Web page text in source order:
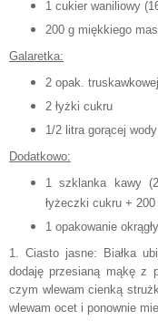
1 cukier waniliowy
200 g miękkiego
Galaretka:
2 opak.
2 łyżki cukru
1/2 litra gorącej wody
Dodatkowo:
1 szklanka kawy
łyżeczki cukru +
1 opakowanie
1. Ciasto jasne: Białka
dodaję przesianą mąkę z
czym wlewam cienką
wlewam ocet i ponownie